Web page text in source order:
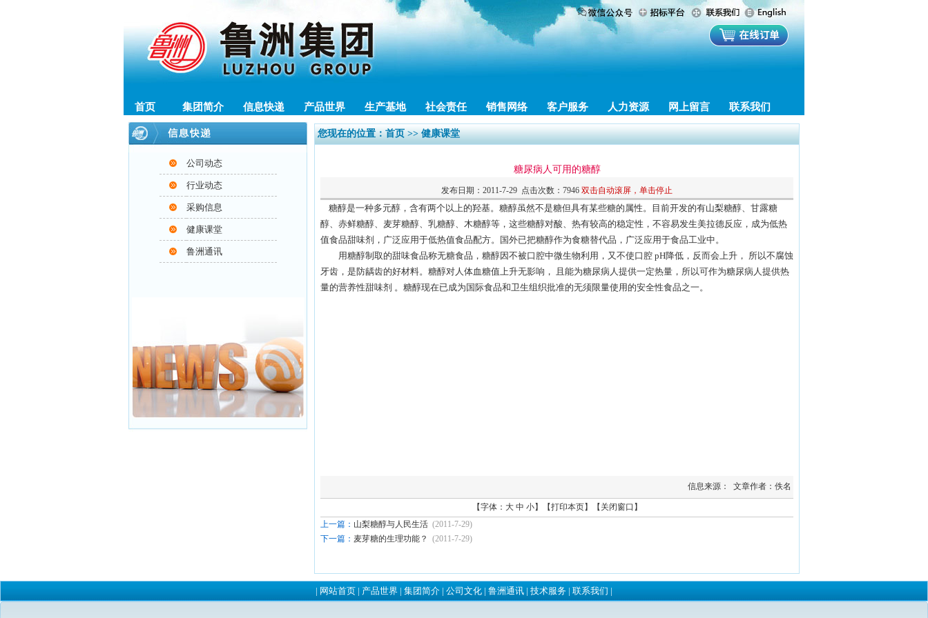
首页 集团简介 信息快递 产品世界 生产基地 社会责任 销售网络 客户服务 人力资源 网上留言 联系我们
公司动态
行业动态
采购信息
健康课堂
鲁洲通讯
您现在的位置：首页>> 健康课堂
糖尿病人可用的糖醇
发布日期：2011-7-29 点击次数：7946 双击自动滚屏，单击停止
糖醇是一种多元醇，含有两个以上的羟基。糖醇虽然不是糖但具有某些糖的属性。目前开发的有山梨糖醇、甘露糖
醇、赤鲜糖醇、麦芽糖醇、乳糖醇、木糖醇等，这些糖醇对酸、热有较高的稳定性，不容易发生美拉德反应，成为低热
值食品甜味剂，广泛应用于低热值食品配方。国外已把糖醇作为食糖替代品，广泛应用于食品工业中。
用糖醇制取的甜味食品称无糖食品，糖醇因不被口腔中微生物利用，又不使口腔 pH降低，反而会上升， 所以不腐蚀
牙齿，是防龋齿的好材料。糖醇对人体血糖值上升无影响， 且能为糖尿病人提供一定热量，所以可作为糖尿病人提供热
量的营养性甜味剂 。糖醇现在已成为国际食品和卫生组织批准的无须限量使用的安全性食品之一。
信息来源： 文章作者：佚名
【字体： 大 中 小】【打印本页】【 关闭窗口 】
上一篇： 山梨糖醇与人民生活 (2011-7-29)
下一篇： 麦芽糖的生理功能？ (2011-7-29)
| 网站首页 | 产品世界 | 集团简介 | 公司文化 | 鲁洲通讯 | 技术服务 | 联系我们 |